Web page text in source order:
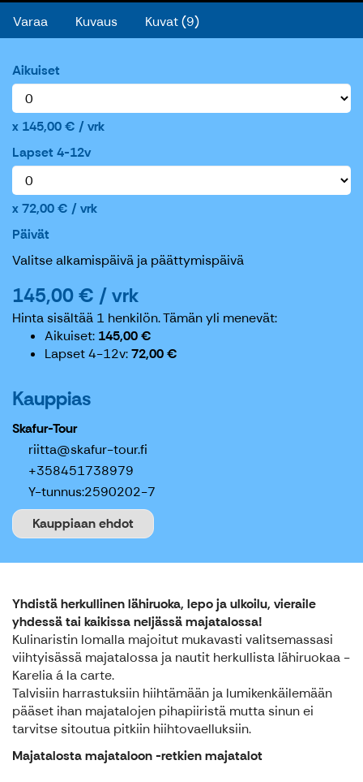
Varaa Kuvaus Kuvat (9)
Aikuiset
145,00 € / vrk
Lapset 4-12v
72,00 € / vrk
Päivät
Valitse alkamispäivä ja päättymispäivä
145,00 € / vrk
Hinta sisältää 1 henkilön.Tämän yli menevät:
Aikuiset 145,00 €
Lapset 4-12v 72,00 €
Kauppias
Skafur-Tour
riitta@skafur-tour.fi
+358451738979
Y-tunnus:2590202-7
Kauppiaan ehdot
Yhdistä herkullinen lähiruoka, lepo ja ulkoilu, vieraile
yhdessä tai kaikissa neljässä majatalossa!
Kulinaristin lomalla majoitut mukavasti valitsemassasi
viihtyisässä majatalossa ja nautit herkullista lähiruokaa -
Karelia á la carte.
Talvisiin harrastuksiin hiihtämään ja lumikenkäilemään
pääset ihan majatalojen pihapiiristä mutta sinun ei
tarvitse sitoutua pitkiin hiihtovaelluksiin.
Majatalosta majataloon -retkien majatalot